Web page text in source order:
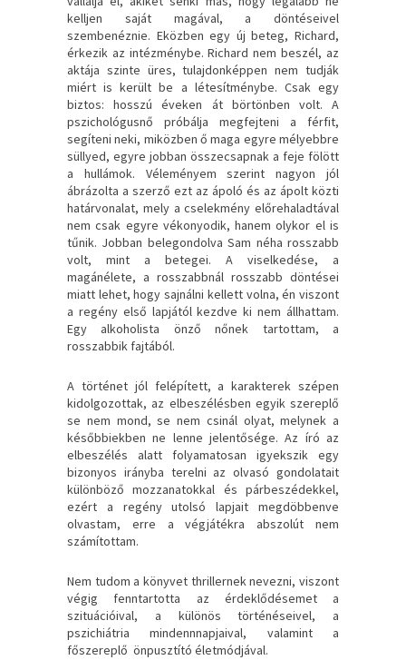
kelljen saját magával, a döntéseivel
szembenéznie. Eközben egy új beteg, Richard,
érkezik az intézménybe. Richard nem beszél, az
aktája szinte üres, tulajdonképpen nem tudják
miért is került be a létesítménybe. Csak egy
biztos: hosszú éveken át börtönben volt. A
pszichológusnő próbálja megfejteni a férfit,
segíteni neki, miközben ő maga egyre mélyebbre
süllyed, egyre jobban összecsapnak a feje fölött
a hullámok. Véleményem szerint nagyon jól
ábrázolta a szerző ezt az ápoló és az ápolt közti
határvonalat, mely a cselekmény előrehaladtával
nem csak egyre vékonyodik, hanem olykor el is
tűnik. Jobban belegondolva Sam néha rosszabb
volt, mint a betegei. A viselkedése, a
magánélete, a rosszabbnál rosszabb döntései
miatt lehet, hogy sajnálni kellett volna, én viszont
a regény első lapjától kezdve ki nem állhattam.
Egy alkoholista önző nőnek tartottam, a
rosszabbik fajtából.
A történet jól felépített, a karakterek szépen
kidolgozottak, az elbeszélésben egyik szereplő
se nem mond, se nem csinál olyat, melynek a
későbbiekben ne lenne jelentősége. Az író az
elbeszélés alatt folyamatosan igyekszik egy
bizonyos irányba terelni az olvasó gondolatait
különböző mozzanatokkal és párbeszédekkel,
ezért a regény utolsó lapjait megdöbbenve
olvastam, erre a végjátékra abszolút nem
számítottam.
Nem tudom a könyvet thrillernek nevezni, viszont
végig fenntartotta az érdeklődésemet a
szituációival, a különös történéseivel, a
pszichiátria mindennnapjaival, valamint a
főszereplő önpusztító életmódjával.